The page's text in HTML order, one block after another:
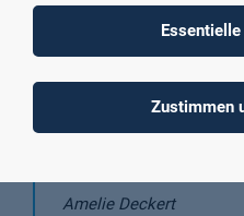
Dachterrasse
dass dort Platz für
wodurch wir
gearbeitet haben, die
sodass sowohl PV-
Amelie Deckert
Zustimmen